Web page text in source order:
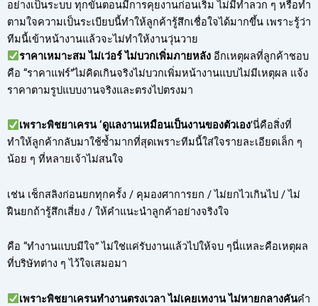
อย่างเป็นระบบ ทุกขั้นตอนมีการคุยงานก่อนเริ่ม ไม่มีทำลวก ๆ หรือทำ
ตามใจความเป็นระเบียบนี้ทำให้ลูกค้ารู้สึกเชื่อใจได้มากขึ้น เพราะรู้ว่า
ทีมนี้เข้าหน้างานแล้วจะไม่ทำให้งานวุ่นวาย
ราคาเหมาะสม ไม่เว่อร์ ไม่บวกเพิ่มภายหลังอีกเหตุผลที่ลูกค้าชอบ
คือ “ราคาแฟร์”ไม่คิดเกินจริงไม่บวกเพิ่มหน้างานแบบไม่มีเหตุผล แจ้ง
ราคาตามรูปแบบงานจริงและตรงไปตรงมา
เพราะพิชยาเครน ‘ดูแลงานเหมือนเป็นงานของตัวเอง’นี่คือสิ่งที่
ทำให้ลูกค้ากลับมาใช้ซ้ำมากที่สุดเพราะทีมนี้ใส่ใจรายละเอียดเล็ก ๆ
น้อย ๆ ที่หลายเจ้าไม่สนใจ
เช่น เช็กสลิงก่อนยกทุกครั้ง / คุมองศาการยก / ไม่ยกไวเกินไป / ไม่
ฝืนยกถ้ารู้สึกเสี่ยง / ให้คำแนะนำลูกค้าอย่างจริงใจ
คือ “ทำงานแบบมีใจ” ไม่ใช่แค่รับงานแล้วไปให้จบ ๆนี่แหละคือเหตุผล
ที่บริษัทต่าง ๆ ไว้ใจเสมอมา
เพราะพิชยาเครนทำงานตรงเวลา ไม่เคยเทงาน ไม่หายกลางคันคำ